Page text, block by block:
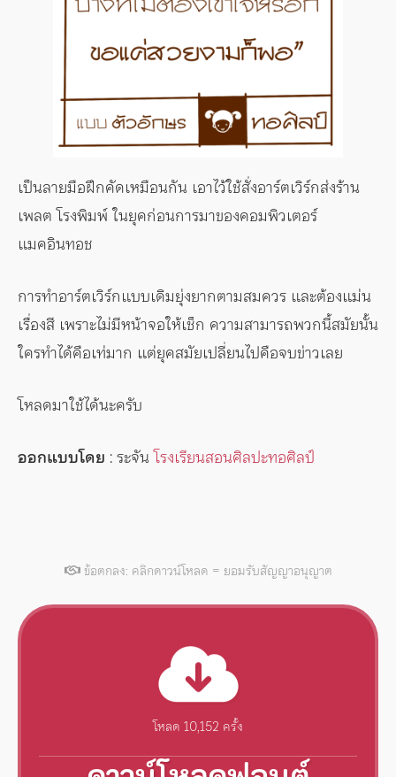
เป็นลายมือฝึกคัดเหมือนกัน เอาไว้ใช้สั่งอาร์ตเวิร์กส่งร้าน
เพลต โรงพิมพ์ ในยุคก่อนการมาของคอมพิวเตอร์
แมคอินทอช
การทำอาร์ตเวิร์กแบบเดิมยุ่งยากตามสมควร และต้องแม่น
เรื่องสี เพราะไม่มีหน้าจอให้เช็ก ความสามารถพวกนี้สมัยนั้น
ใครทำได้คือเท่มาก แต่ยุคสมัยเปลี่ยนไปคือจบข่าวเลย
โหลดมาใช้ได้นะครับ
ออกแบบโดย : ระจันโรงเรียนสอนศิลปะทอศิลป์
ข้อตกลง: คลิกดาวน์โหลด = ยอมรับสัญญาอนุญาต
โหลด 10,152 ครั้ง